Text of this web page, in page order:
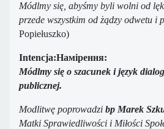
Módlmy się, abyśmy byli wolni od
przede wszystkim od żądzy odwetu i
Popiełuszko)
Intencja:Намірення:
Módlmy się o szacunek i język
publicznej.
Modlitwę poprowadzi bp Marek
Matki Sprawiedliwości i Miłości